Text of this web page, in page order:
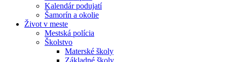
Kalendár podujatí
Šamorín a okolie
Život v meste
Mestská polícia
Školstvo
Materské školy
Základné školy